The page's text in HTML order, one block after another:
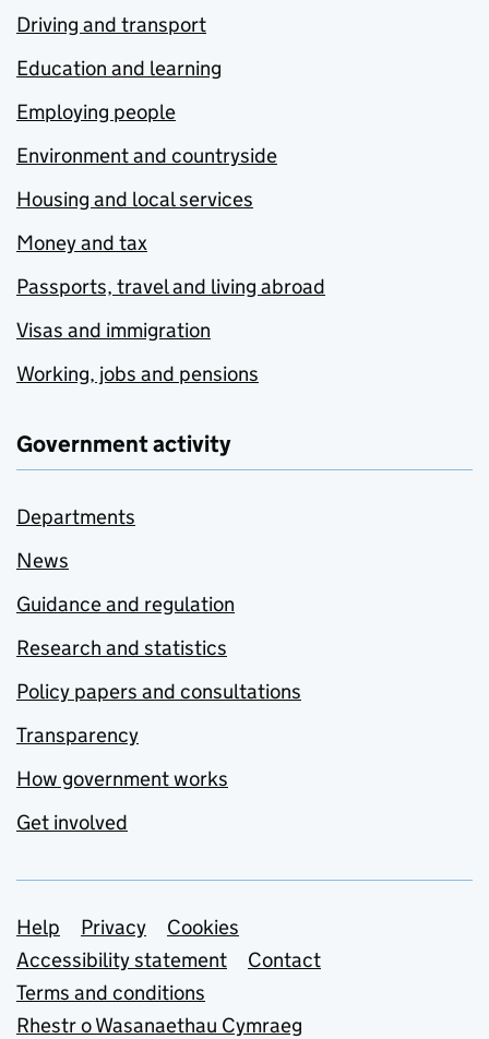
Driving and transport
Education and learning
Employing people
Environment and countryside
Housing and local services
Money and tax
Passports, travel and living abroad
Visas and immigration
Working, jobs and pensions
Government activity
Departments
News
Guidance and regulation
Research and statistics
Policy papers and consultations
Transparency
How government works
Get involved
Support links
Help Privacy
Cookies
Accessibility statement
Contact
Terms and conditions
Rhestr o Wasanaethau Cymraeg